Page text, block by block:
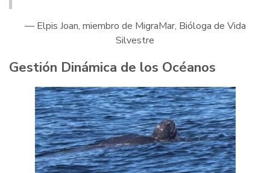
— Elpis Joan, miembro de MigraMar, Bióloga de Vida
Silvestre
Gestión Dinámica de los Océanos